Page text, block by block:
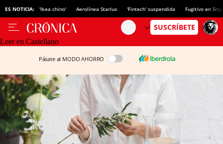
ES NOTICIA: 'Ikea chino' Aerolínea Starlux 'Fintech' suspendida Fugitivo en
Leer en Castellano
Pásate al MODO AHORRO